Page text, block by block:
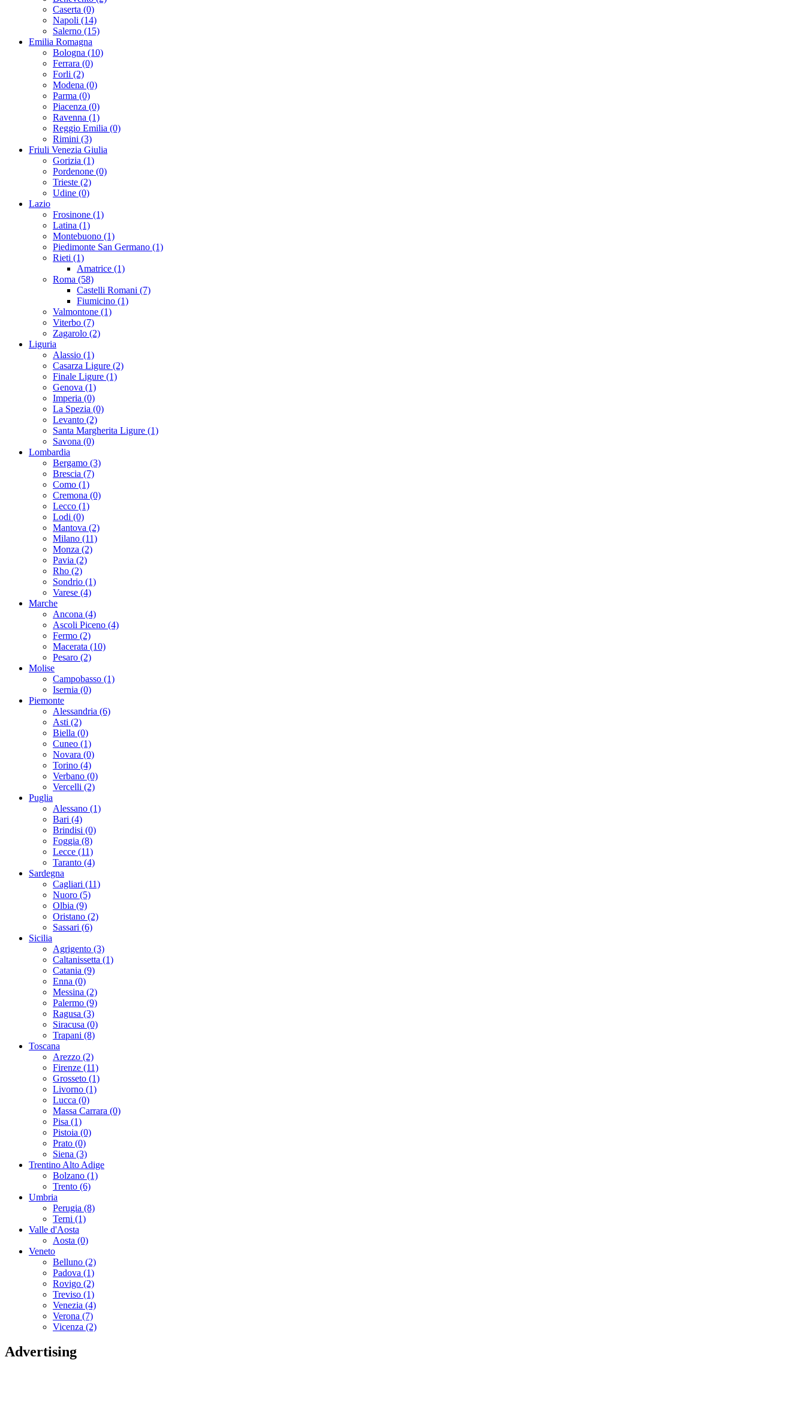
Caserta (0)
Napoli (14)
Salerno (15)
Emilia Romagna
Bologna (10)
Ferrara (0)
Forli (2)
Modena (0)
Parma (0)
Piacenza (0)
Ravenna (1)
Reggio Emilia (0)
Rimini (3)
Friuli Venezia Giulia
Gorizia (1)
Pordenone (0)
Trieste (2)
Udine (0)
Lazio
Frosinone (1)
Latina (1)
Montebuono (1)
Piedimonte San Germano (1)
Rieti (1)
Amatrice (1)
Roma (58)
Castelli Romani (7)
Fiumicino (1)
Valmontone (1)
Viterbo (7)
Zagarolo (2)
Liguria
Alassio (1)
Casarza Ligure (2)
Finale Ligure (1)
Genova (1)
Imperia (0)
La Spezia (0)
Levanto (2)
Santa Margherita Ligure (1)
Savona (0)
Lombardia
Bergamo (3)
Brescia (7)
Como (1)
Cremona (0)
Lecco (1)
Lodi (0)
Mantova (2)
Milano (11)
Monza (2)
Pavia (2)
Rho (2)
Sondrio (1)
Varese (4)
Marche
Ancona (4)
Ascoli Piceno (4)
Fermo (2)
Macerata (10)
Pesaro (2)
Molise
Campobasso (1)
Isernia (0)
Piemonte
Alessandria (6)
Asti (2)
Biella (0)
Cuneo (1)
Novara (0)
Torino (4)
Verbano (0)
Vercelli (2)
Puglia
Alessano (1)
Bari (4)
Brindisi (0)
Foggia (8)
Lecce (11)
Taranto (4)
Sardegna
Cagliari (11)
Nuoro (5)
Olbia (9)
Oristano (2)
Sassari (6)
Sicilia
Agrigento (3)
Caltanissetta (1)
Catania (9)
Enna (0)
Messina (2)
Palermo (9)
Ragusa (3)
Siracusa (0)
Trapani (8)
Toscana
Arezzo (2)
Firenze (11)
Grosseto (1)
Livorno (1)
Lucca (0)
Massa Carrara (0)
Pisa (1)
Pistoia (0)
Prato (0)
Siena (3)
Trentino Alto Adige
Bolzano (1)
Trento (6)
Umbria
Perugia (8)
Terni (1)
Valle d'Aosta
Aosta (0)
Veneto
Belluno (2)
Padova (1)
Rovigo (2)
Treviso (1)
Venezia (4)
Verona (7)
Vicenza (2)
Advertising